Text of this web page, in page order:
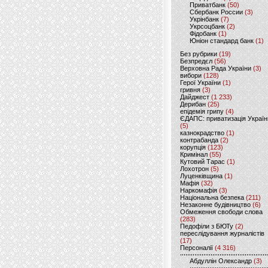
Приватбанк (50)
Сбербанк России (3)
Укрінбанк(7)
Укрсоцбанк (2)
Фідобанк (1)
Юніон стандард банк(1)
Без рубрики (19)
Безпредєл(56)
Верховна Рада України (3)
вибори(128)
Герої України(1)
гривня (3)
Дайджест (1 233)
Дерибан (25)
епідемія грипу (4)
ЄДАПС: приватизація
(5)
казнокрадство (1)
контрабанда (2)
корупція (123)
Кримінал (55)
Кутовий Тарас (1)
Лохотрон(5)
Луценківщина (1)
Мафія (32)
Наркомафія (3)
Національна безпека (211)
Незаконне будівництво(6)
Обмеження свободи слова
(283)
Педофіли з БЮТу (2)
переслідування журналістів
(17)
Персоналії (4 316)
Абдуллін Олександр (3)